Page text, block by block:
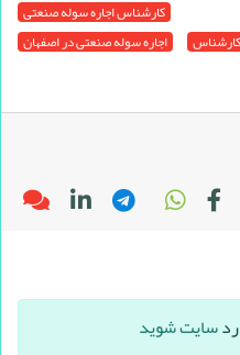
کارشناس اجاره سوله صنعتی
کارشناس
اجاره سوله صنعتی در اصفهان
سایت شوید